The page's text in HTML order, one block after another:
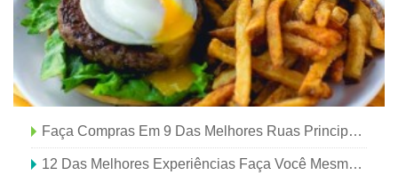
Faça Compras Em 9 Das Melhores Ruas Principais Do Estado De Nova York
12 Das Melhores Experiências Faça Você Mesmo No Estado De Nova York